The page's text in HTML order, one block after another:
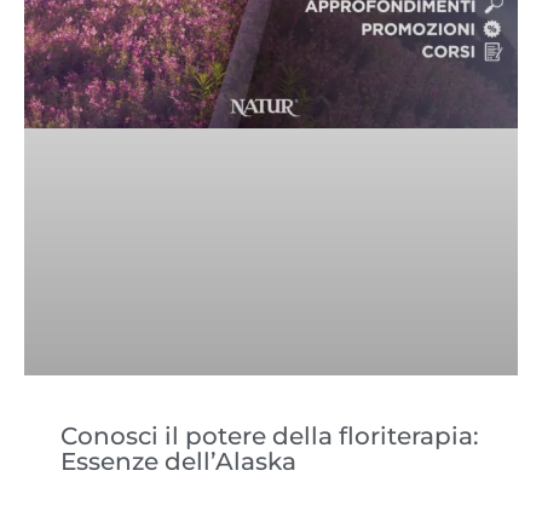
Conosci il potere della floriterapia:
Essenze dell’Alaska